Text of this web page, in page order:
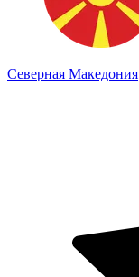
Северная Македония